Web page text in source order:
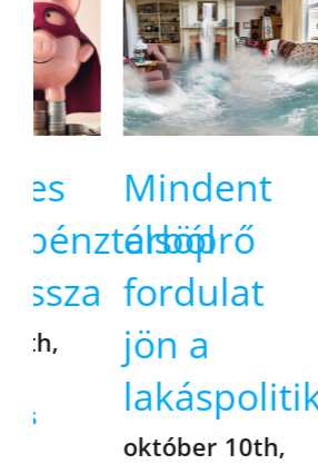
Mindent
elsöprő
fordulat
jön a
október 10th,
–
2025